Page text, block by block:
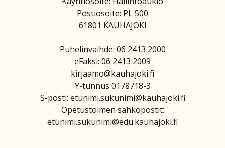
Postiosoite: PL 500
61801 KAUHAJOKI
Puhelinvaihde: 06 2413 2000
eFaksi: 06 2413 2009
kirjaamo@kauhajoki.fi
Y-tunnus 0178718-3
S-posti: etunimi.sukunimi@kauhajoki.fi
Opetustoimen sähköpostit:
etunimi.sukunimi@edu.kauhajoki.fi